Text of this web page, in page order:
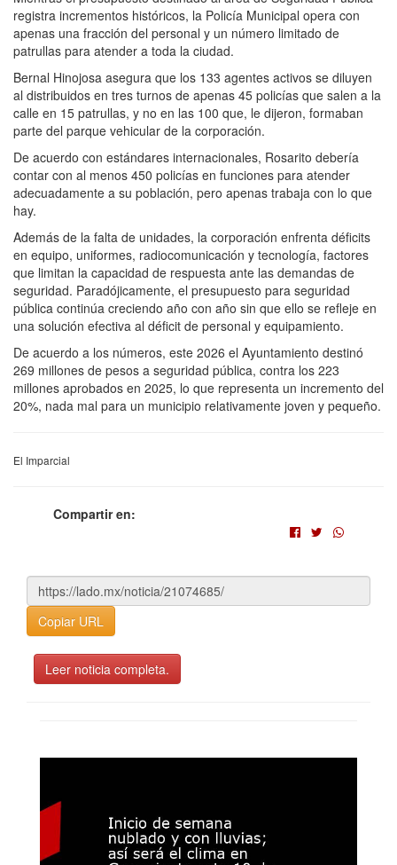
registra incrementos históricos, la Policía Municipal opera con
apenas una fracción del personal y un número limitado de
patrullas para atender a toda la ciudad.
Bernal Hinojosa asegura que los 133 agentes activos se diluyen
al distribuidos en tres turnos de apenas 45 policías que salen a la
calle en 15 patrullas, y no en las 100 que, le dijeron, formaban
parte del parque vehicular de la corporación.
De acuerdo con estándares internacionales, Rosarito debería
contar con al menos 450 policías en funciones para atender
adecuadamente a su población, pero apenas trabaja con lo que
hay.
Además de la falta de unidades, la corporación enfrenta déficits
en equipo, uniformes, radiocomunicación y tecnología, factores
que limitan la capacidad de respuesta ante las demandas de
seguridad. Paradójicamente, el presupuesto para seguridad
pública continúa creciendo año con año sin que ello se refleje en
una solución efectiva al déficit de personal y equipamiento.
De acuerdo a los números, este 2026 el Ayuntamiento destinó
269 millones de pesos a seguridad pública, contra los 223
millones aprobados en 2025, lo que representa un incremento del
20%, nada mal para un municipio relativamente joven y pequeño.
El Imparcial
Compartir en:
Copiar URL
Leer noticia completa.